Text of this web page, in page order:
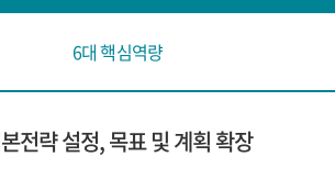
6대 핵심역량
전략 설정, 목표 및 계획 확장